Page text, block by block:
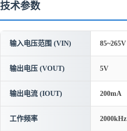
技术参数
输入电压范围 (VIN) 85~265V
输出电压 (VOUT) 5V
输出电流 (IOUT) 200mA
工作频率 2000kHz